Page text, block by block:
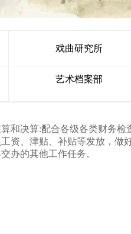
戏曲研究所
艺术档案部
和决算:配合各级各类财务
资、津贴、补贴等发放，
办的其他工作任务。